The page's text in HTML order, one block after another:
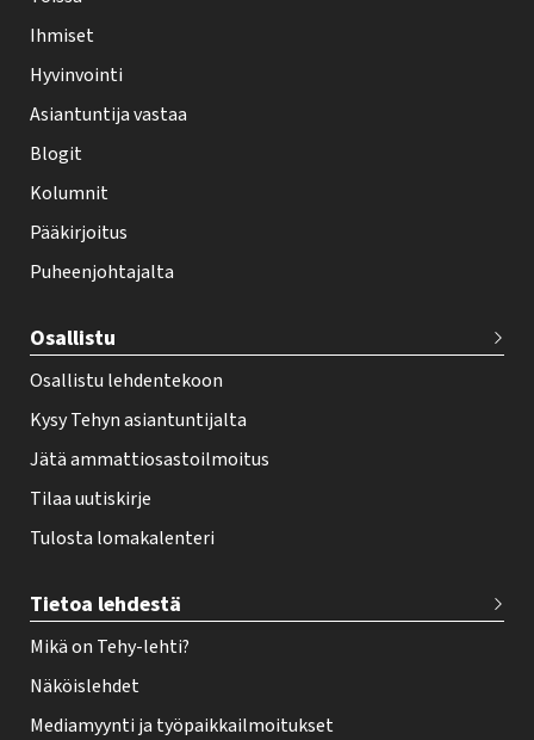
e
h
t
i
f
o
t
r
Ihmiset
Hyvinvointi
Asiantuntija vastaa
Blogit
Kolumnit
Pääkirjoitus
Puheenjohtajalta
Osallistu
Osallistu lehdentekoon
Kysy Tehyn asiantuntijalta
Jätä ammattiosastoilmoitus
Tilaa uutiskirje
Tulosta lomakalenteri
Tietoa lehdestä
Mikä on Tehy-lehti?
Näköislehdet
Mediamyynti ja työpaikkailmoitukset